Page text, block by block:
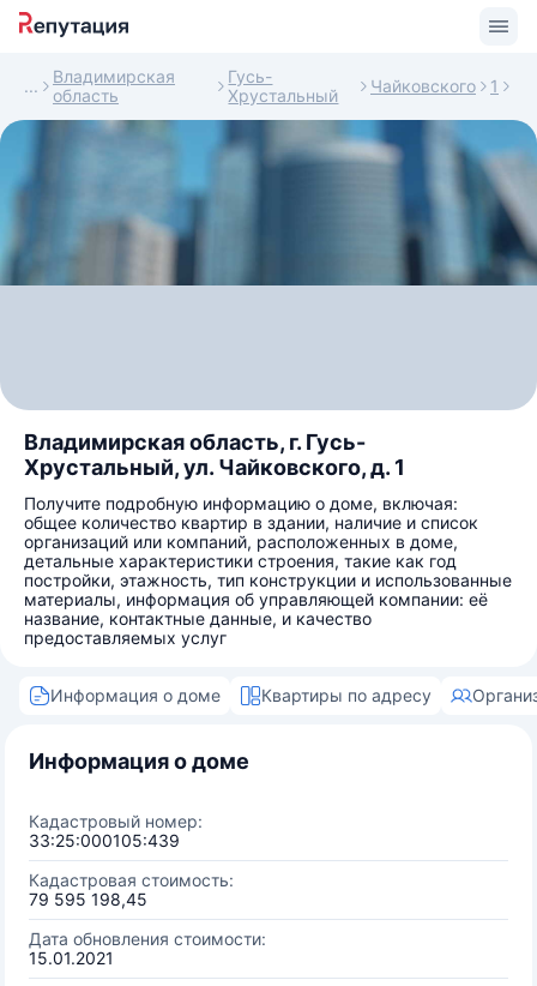
Владимирская
область
Гусь-
Хрустальный
Чайковского 1
Владимирская область, г. Гусь-
Хрустальный, ул. Чайковского, д. 1
Получите подробную информацию о доме, включая:
общее количество квартир в здании, наличие и список
организаций или компаний, расположенных в доме,
детальные характеристики строения, такие как год
постройки, этажность, тип конструкции и использованные
материалы, информация об управляющей компании: её
название, контактные данные, и качество
предоставляемых услуг
Информация о доме Квартиры по адресу
Информация о доме
Кадастровый номер:
33:25:000105:439
Кадастровая стоимость:
79 595 198,45
Дата обновления стоимости:
15.01.2021